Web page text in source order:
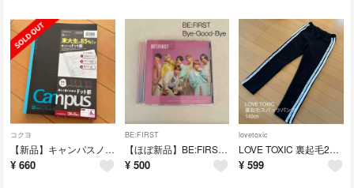
コクヨ
【新品】キャンパスノート5色 5冊セット
¥ 660
BE:FIRST
【ほぼ新品】BE:FIRST/Bye-Good-Bye
¥ 500
lovetoxic
LOVE TOXIC 裏起毛2本線スパッツ•パンツ140㎝
¥ 599